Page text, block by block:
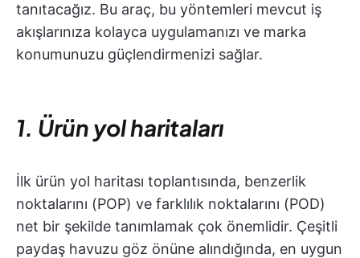
tanıtacağız. Bu araç, bu yöntemleri mevcut iş
akışlarınıza kolayca uygulamanızı ve marka
konumunuzu güçlendirmenizi sağlar.
1. Ürün yol haritaları
İlk ürün yol haritası toplantısında, benzerlik
noktalarını (POP) ve farklılık noktalarını (POD)
net bir şekilde tanımlamak çok önemlidir. Çeşitli
paydaş havuzu göz önüne alındığında, en uygun